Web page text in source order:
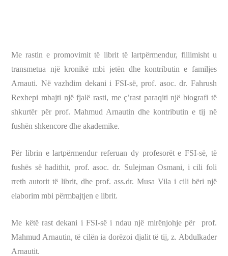
Me rastin e promovimit të librit të lartpërmendur, fillimisht u
transmetua një kronikë mbi jetën dhe kontributin e familjes
Arnauti. Në vazhdim dekani i FSI-së, prof. asoc. dr. Fahrush
Rexhepi mbajti një fjalë rasti, me ç’rast paraqiti një biografi të
shkurtër për prof. Mahmud Arnautin dhe kontributin e tij në
fushën shkencore dhe akademike.
Për librin e lartpërmendur referuan dy profesorët e FSI-së, të
fushës së hadithit, prof. asoc. dr. Sulejman Osmani, i cili foli
rreth autorit të librit, dhe prof. ass.dr. Musa Vila i cili bëri një
elaborim mbi përmbajtjen e librit.
Me këtë rast dekani i FSI-së i ndau një mirënjohje për
prof.
Mahmud Arnautin, të cilën ia dorëzoi djalit të tij, z. Abdulkader
Arnautit.